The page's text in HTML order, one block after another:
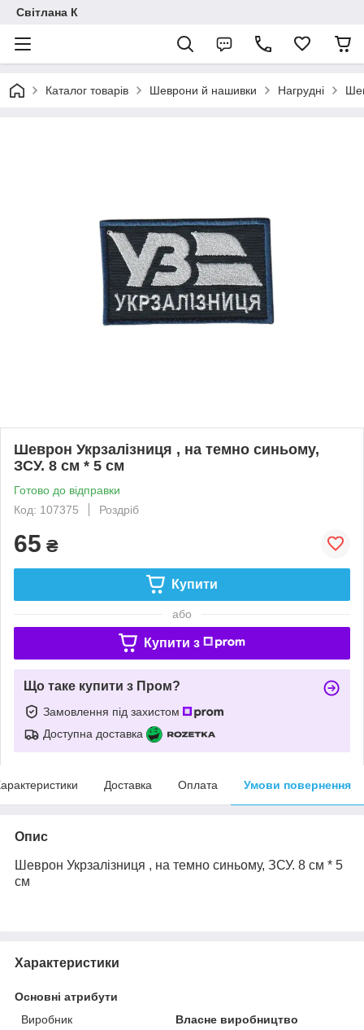
Світлана К
Каталог товарів Шеврони й нашивки Нагрудні
Шеврон Укрзалізниця , на темно синьому,
ЗСУ. 8 см * 5 см
Готово до відправки
Код: 107375
Роздріб
65 ₴
Купити
або
Купити з
Що таке купити з Пром?
Замовлення під захистом
Доступна доставка
Доставка Оплата Умови повернення
Опис
Шеврон Укрзалізниця , на темно синьому, ЗСУ. 8 см * 5
см
Характеристики
Основні атрибути
Виробник
Власне виробництво